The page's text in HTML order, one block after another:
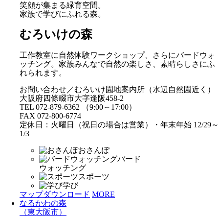
笑顔が集まる緑育空間。
家族で学びにふれる森。
むろいけの森
工作教室に自然体験ワークショップ、さらにバードウォ
ッチング。家族みんなで自然の楽しさ、素晴らしさにふ
れられます。
お問い合わせ／むろいけ園地案内所（水辺自然園近く）
大阪府四條畷市大字逢阪458-2
TEL 072-879-6362 （9:00～17:00）
FAX 072-800-6774
定休日：火曜日（祝日の場合は営業）・年末年始 12/29～
1/3
おさんぽ
バード
ウォッチング
スポーツ
学び
マップダウンロード MORE
なるかわの森
（東大阪市）